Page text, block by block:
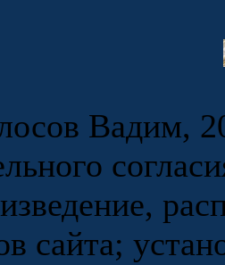
Вадим,
сайта;